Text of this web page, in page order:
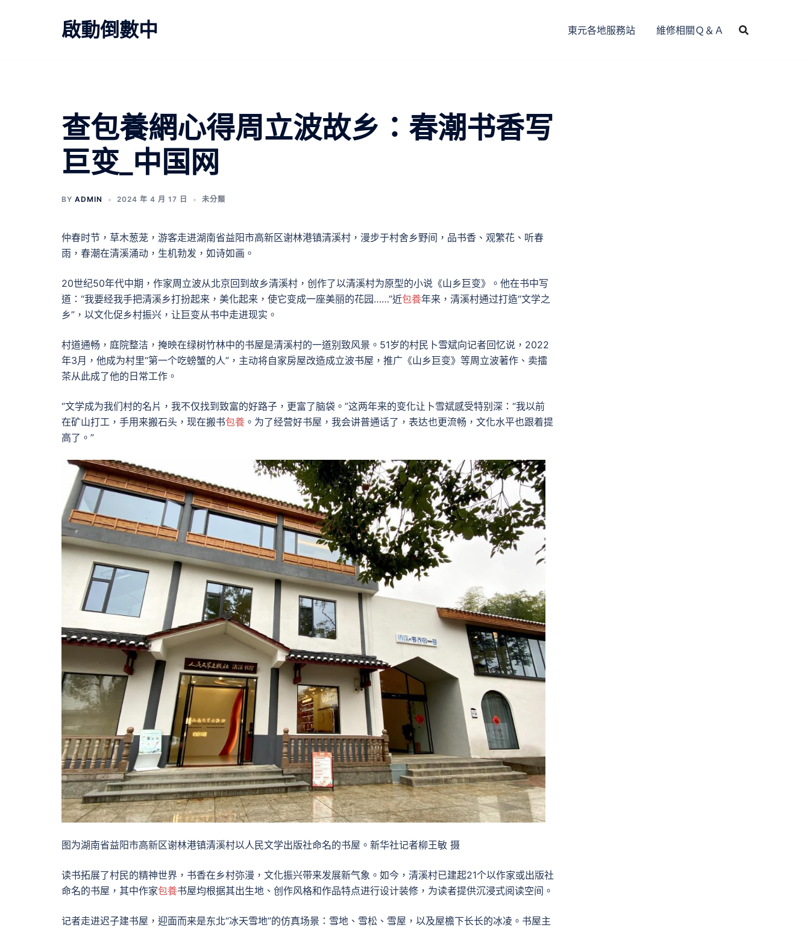
啟動倒數中 東元各地服務站 維修相關Ｑ＆Ａ
查包養網心得周立波故乡：春潮书香写
巨变_中国网
BY ADMIN 2024 年 4 月 17 日 未分類
仲春时节，草木葱茏，游客走进湖南省益阳市高新区谢林港镇清溪村，漫步于村舍乡野间，品书香、观繁花、听春
雨，春潮在清溪涌动，生机勃发，如诗如画。
20世纪50年代中期，作家周立波从北京回到故乡清溪村，创作了以清溪村为原型的小说《山乡巨变》。他在书中写
道：“我要经我手把清溪乡打扮起来，美化起来，使它变成一座美丽的花园……”近包養年来，清溪村通过打造“文学之
乡”，以文化促乡村振兴，让巨变从书中走进现实。
村道通畅，庭院整洁，掩映在绿树竹林中的书屋是清溪村的一道别致风景。51岁的村民卜雪斌向记者回忆说，2022
年3月，他成为村里“第一个吃螃蟹的人”，主动将自家房屋改造成立波书屋，推广《山乡巨变》等周立波著作、卖擂
茶从此成了他的日常工作。
“文学成为我们村的名片，我不仅找到致富的好路子，更富了脑袋。”这两年来的变化让卜雪斌感受特别深：“我以前
在矿山打工，手用来搬石头，现在搬书包養 。为了经营好书屋，我会讲普通话了，表达也更流畅，文化水平也跟着提
高了。”
图为湖南省益阳市高新区谢林港镇清溪村以人民文学出版社命名的书屋。新华社记者柳王敏 摄
读书拓展了村民的精神世界，书香在乡村弥漫，文化振兴带来发展新气象。如今，清溪村已建起21个以作家或出版社
命名的书屋，其中作家包養书屋均根据其出生地、创作风格和作品特点进行设计装修，为读者提供沉浸式阅读空间。
记者走进迟子建书屋，迎面而来是东北“冰天雪地”的仿真场景：雪地、雪松、雪屋，以及屋檐下长长的冰凌。书屋主